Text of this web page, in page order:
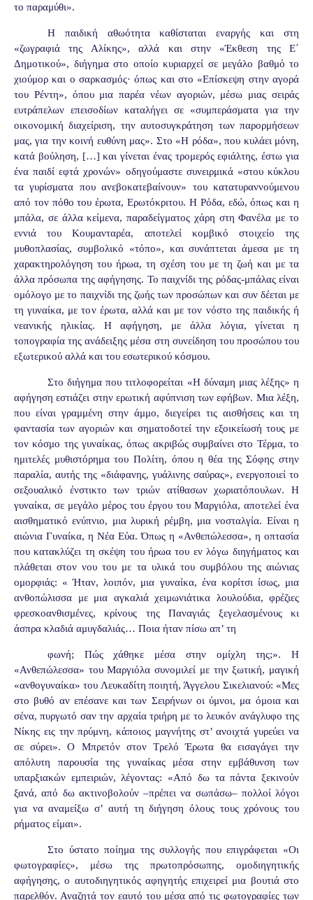
το παραμύθι».
Η παιδική αθωότητα καθίσταται εναργής και στη
«ζωγραφιά της Αλίκης», αλλά και στην «Έκθεση της Ε΄
Δημοτικού», διήγημα στο οποίο κυριαρχεί σε μεγάλο βαθμό το
χιούμορ και ο σαρκασμός· όπως και στο «Επίσκεψη στην αγορά
του Ρέντη», όπου μια παρέα νέων αγοριών, μέσω μιας σειράς
ευτράπελων επεισοδίων καταλήγει σε «συμπεράσματα για την
οικονομική διαχείριση, την αυτοσυγκράτηση των παρορμήσεων
μας, για την κοινή ευθύνη μας». Στο «Η ρόδα», που κυλάει μόνη,
κατά βούληση, […] και γίνεται ένας τρομερός εφιάλτης, έστω για
ένα παιδί εφτά χρονών» οδηγούμαστε συνειρμικά «στου κύκλου
τα γυρίσματα που ανεβοκατεβαίνουν» του κατατυραννούμενου
από τον πόθο του έρωτα, Ερωτόκριτου. Η Ρόδα, εδώ, όπως και η
μπάλα, σε άλλα κείμενα, παραδείγματος χάρη στη Φανέλα με το
εννιά του Κουμανταρέα, αποτελεί κομβικό στοιχείο της
μυθοπλασίας, συμβολικό «τόπο», και συνάπτεται άμεσα με τη
χαρακτηρολόγηση του ήρωα, τη σχέση του με τη ζωή και με τα
άλλα πρόσωπα της αφήγησης. Το παιχνίδι της ρόδας-μπάλας είναι
ομόλογο με το παιχνίδι της ζωής των προσώπων και συν δέεται με
τη γυναίκα, με τον έρωτα, αλλά και με τον νόστο της παιδικής ή
νεανικής ηλικίας. Η αφήγηση, με άλλα λόγια, γίνεται η
τοπογραφία της ανάδειξης μέσα στη συνείδηση του προσώπου του
εξωτερικού αλλά και του εσωτερικού κόσμου.
Στο διήγημα που τιτλοφορείται «Η δύναμη μιας λέξης» η
αφήγηση εστιάζει στην ερωτική αφύπνιση των εφήβων. Μια λέξη,
που είναι γραμμένη στην άμμο, διεγείρει τις αισθήσεις και τη
φαντασία των αγοριών και σηματοδοτεί την εξοικείωσή τους με
τον κόσμο της γυναίκας, όπως ακριβώς συμβαίνει στο Τέρμα, το
ημιτελές μυθιστόρημα του Πολίτη, όπου η θέα της Σόφης στην
παραλία, αυτής της «διάφανης, γυάλινης σαύρας», ενεργοποιεί το
σεξουαλικό ένστικτο των τριών ατίθασων χωριατόπουλων. Η
γυναίκα, σε μεγάλο μέρος του έργου του Μαργιόλα, αποτελεί ένα
αισθηματικό ενύπνιο, μια λυρική ρέμβη, μια νοσταλγία. Είναι η
αιώνια Γυναίκα, η Νέα Εύα. Όπως η «Ανθεπώλεσσα», η οπτασία
που κατακλύζει τη σκέψη του ήρωα του εν λόγω διηγήματος και
πλάθεται στον νου του με τα υλικά του συμβόλου της αιώνιας
ομορφιάς: « Ήταν, λοιπόν, μια γυναίκα, ένα κορίτσι ίσως, μια
ανθοπώλισσα με μια αγκαλιά χειμωνιάτικα λουλούδια, φρέζιες
φρεσκοανθισμένες, κρίνους της Παναγιάς ξεγελασμένους κι
άσπρα κλαδιά αμυγδαλιάς… Ποια ήταν πίσω απ’ τη
φωνή; Πώς χάθηκε μέσα στην ομίχλη της;». Η
«Ανθεπώλεσσα» του Μαργιόλα συνομιλεί με την ξωτική, μαγική
«ανθογυναίκα» του Λευκαδίτη ποιητή, Άγγελου Σικελιανού: «Μες
στο βυθό αν επέσανε και των Σειρήνων οι ύμνοι, μα όμοια και
σένα, πυργωτό σαν την αρχαία τριήρη με το λευκόν ανάγλυφο της
Νίκης εις την πρύμνη, κάποιος μαγνήτης στ’ ανοιχτά γυρεύει να
σε σύρει». Ο Μπρετόν στον Τρελό Έρωτα θα εισαγάγει την
απόλυτη παρουσία της γυναίκας μέσα στην εμβάθυνση των
υπαρξιακών εμπειριών, λέγοντας: «Από δω τα πάντα ξεκινούν
ξανά, από δω ακτινοβολούν –πρέπει να σωπάσω– πολλοί λόγοι
για να αναμείξω σ’ αυτή τη διήγηση όλους τους χρόνους του
ρήματος είμαι».
Στο ύστατο ποίημα της συλλογής που επιγράφεται «Οι
φωτογραφίες», μέσω της πρωτοπρόσωπης, ομοδιηγητικής
αφήγησης, ο αυτοδιηγητικός αφηγητής επιχειρεί μια βουτιά στο
παρελθόν. Αναζητά τον εαυτό του μέσα από τις φωτογραφίες των